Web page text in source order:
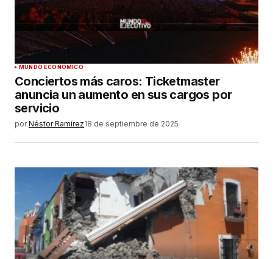
MUNDO ECONÓMICO
Conciertos más caros: Ticketmaster
anuncia un aumento en sus cargos por
servicio
por Néstor Ramírez18 de septiembre de 2025